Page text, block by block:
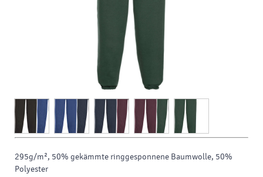
295g/m², 50% gekämmte ringgesponnene Baumwolle, 50%
Polyester